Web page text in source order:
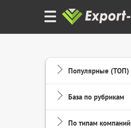
Популярные (ТОП)
База по рубрикам
По типам компаний